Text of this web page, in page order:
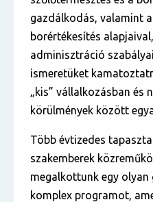
gazdálkodás, valamint
borértékesítés
adminisztráció
ismeretüket
„kis” vállalkozásban és
körülmények között
Több évtizedes
szakemberek
megalkottunk egy
komplex programot,